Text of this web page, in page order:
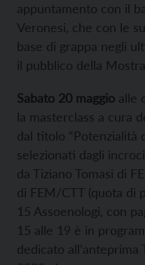
appuntamento con il
Veronesi, che con le
base di grappa negli
il pubblico della
Sabato 20 maggio alle
la masterclass a cura
dal titolo “Potenzialità
selezionati dagli
da Tiziano Tomasi di
di FEM/CTT (quota di
15 Assoenologi, con
15 alle 19 è in
dedicato all’anteprima